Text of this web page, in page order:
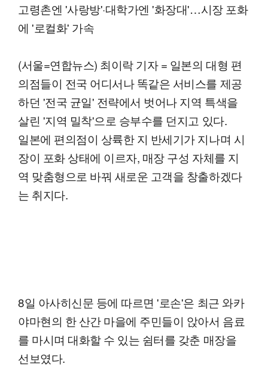
고령촌엔 '사랑방'·대학가엔 '화장대'…시장 포화
에 '로컬화' 가속
(서울=연합뉴스) 최이락 기자 = 일본의 대형 편
의점들이 전국 어디서나 똑같은 서비스를 제공
하던 '전국 균일' 전략에서 벗어나 지역 특색을
살린 '지역 밀착'으로 승부수를 던지고 있다.
일본에 편의점이 상륙한 지 반세기가 지나며 시
장이 포화 상태에 이르자, 매장 구성 자체를 지
역 맞춤형으로 바꿔 새로운 고객을 창출하겠다
는 취지다.
8일 아사히신문 등에 따르면 '로손'은 최근 와카
야마현의 한 산간 마을에 주민들이 앉아서 음료
를 마시며 대화할 수 있는 쉼터를 갖춘 매장을
선보였다.